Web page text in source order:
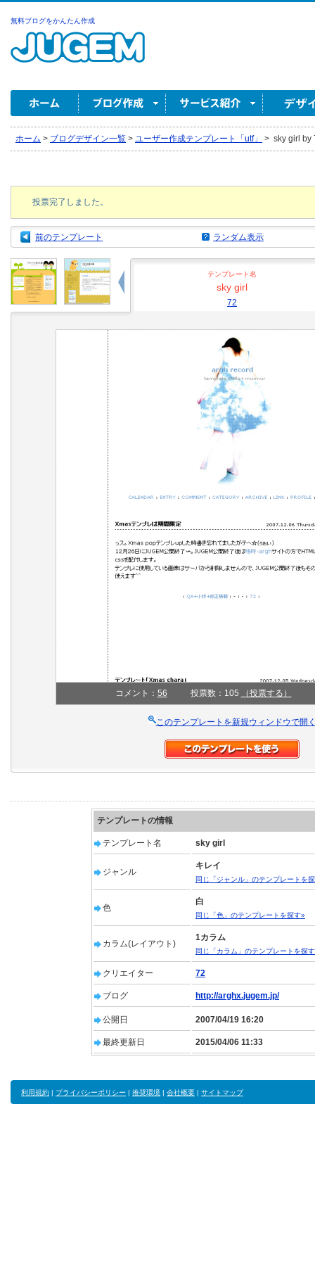
無料ブログをかんたん作成
ホーム > ブログデザイン一覧 > ユーザー作成テンプレート「utf」 > sky girl by
投票完了しました。
前のテンプレート ランダム表示
テンプレート名
sky girl
72
コメント： 56 投票数：105 （投票する）
このテンプレートを新規ウィンドウで開
テンプレートの情報
テンプレート名 sky girl
ジャンル
キレイ
同じ「ジャンル」のテンプレートを
色
白
同じ「色」のテンプレートを探す»
カラム(レイアウト)
1カラム
同じ「カラム」のテンプレートを探
クリエイター 72
ブログ http://arghx.jugem.jp/
公開日 2007/04/19 16:20
最終更新日 2015/04/06 11:33
利用規約 | プライバシーポリシー | 推奨環境 | 会社概要 | サイトマップ